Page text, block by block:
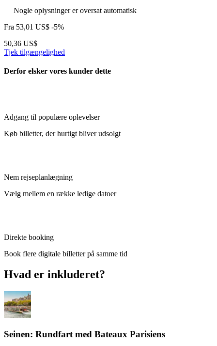
Nogle oplysninger er oversat automatisk
Fra 53,01 US$ -5%
50,36 US$
Tjek tilgængelighed
Derfor elsker vores kunder dette
Adgang til populære oplevelser
Køb billetter, der hurtigt bliver udsolgt
Nem rejseplanlægning
Vælg mellem en række ledige datoer
Direkte booking
Book flere digitale billetter på samme tid
Hvad er inkluderet?
Seinen: Rundfart med Bateaux Parisiens